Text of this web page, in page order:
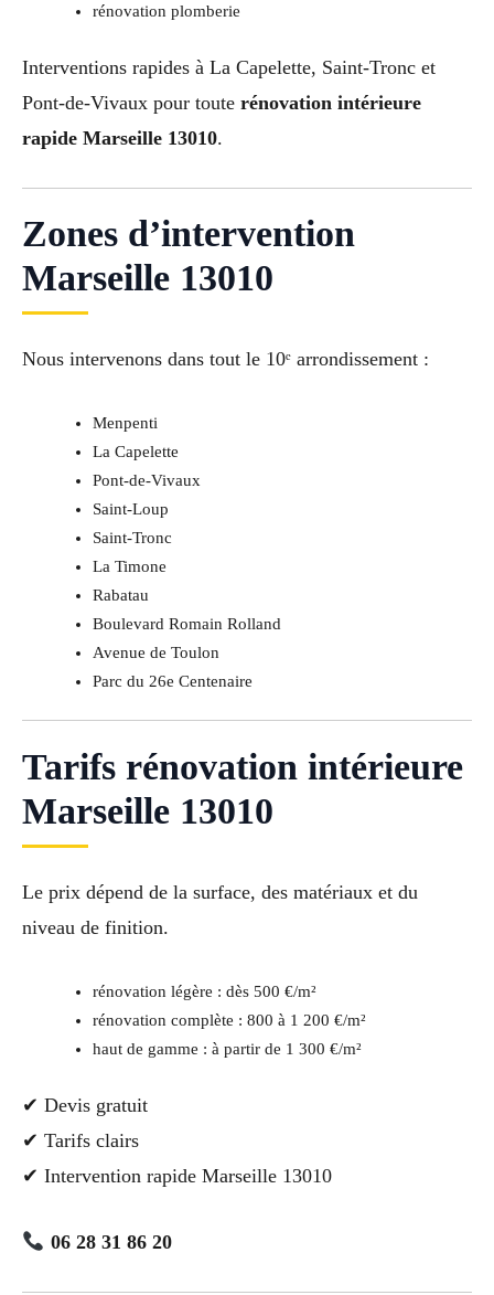
rénovation plomberie
Interventions rapides à La Capelette, Saint-Tronc et
Pont-de-Vivaux pour toute rénovation intérieure
rapide Marseille 13010.
Zones d’intervention
Marseille 13010
Nous intervenons dans tout le 10ᵉ arrondissement :
Menpenti
La Capelette
Pont-de-Vivaux
Saint-Loup
Saint-Tronc
La Timone
Rabatau
Boulevard Romain Rolland
Avenue de Toulon
Parc du 26e Centenaire
Tarifs rénovation intérieure
Marseille 13010
Le prix dépend de la surface, des matériaux et du
niveau de finition.
rénovation légère : dès 500 €/m²
rénovation complète : 800 à 1 200 €/m²
haut de gamme : à partir de 1 300 €/m²
✔ Devis gratuit
✔ Tarifs clairs
✔ Intervention rapide Marseille 13010
06 28 31 86 20